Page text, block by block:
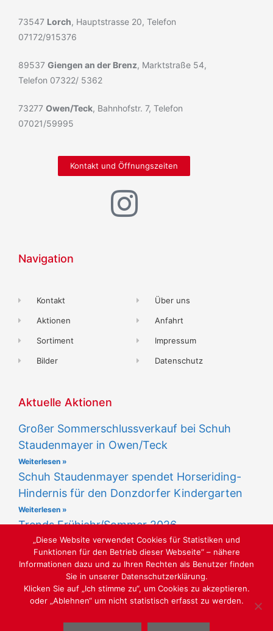
73547 Lorch, Hauptstrasse 20, Telefon
07172/915376
89537 Giengen an der Brenz, Marktstraße 54,
Telefon 07322/ 5362
73277 Owen/Teck, Bahnhofstr. 7, Telefon
07021/59995
Kontakt und Öffnungszeiten
Navigation
Kontakt
Aktionen
Sortiment
Bilder
Über uns
Anfahrt
Impressum
Datenschutz
Aktuelle Aktionen
Großer Sommerschlussverkauf bei Schuh
Staudenmayer in Owen/Teck
Weiterlesen »
Schuh Staudenmayer spendet Horseriding-
Hindernis für den Donzdorfer Kindergarten
Weiterlesen »
Trends Frühjahr/Sommer 2026
Weiterlesen »
LUST AUF SCHÖNE SCHUHE - SCHUHMODEN
„Diese Website verwendet Cookies für Statistiken und
Funktionen für den Betrieb dieser Webseite“ – nähere
Informationen dazu und zu Ihren Rechten als Benutzer finden
Sie in unserer Datenschutzerklärung.
Klicken Sie auf „Ich stimme zu“, um Cookies zu akzeptieren.
oder „Ablehnen“ um nicht statistisch erfasst zu werden.